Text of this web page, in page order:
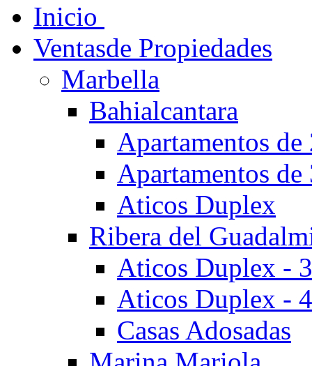
Inicio
Ventasde Propiedades
Marbella
Bahialcantara
Apartamentos
Apartamentos
Aticos Duplex
Ribera del
Aticos Duplex -
Aticos Duplex -
Casas Adosadas